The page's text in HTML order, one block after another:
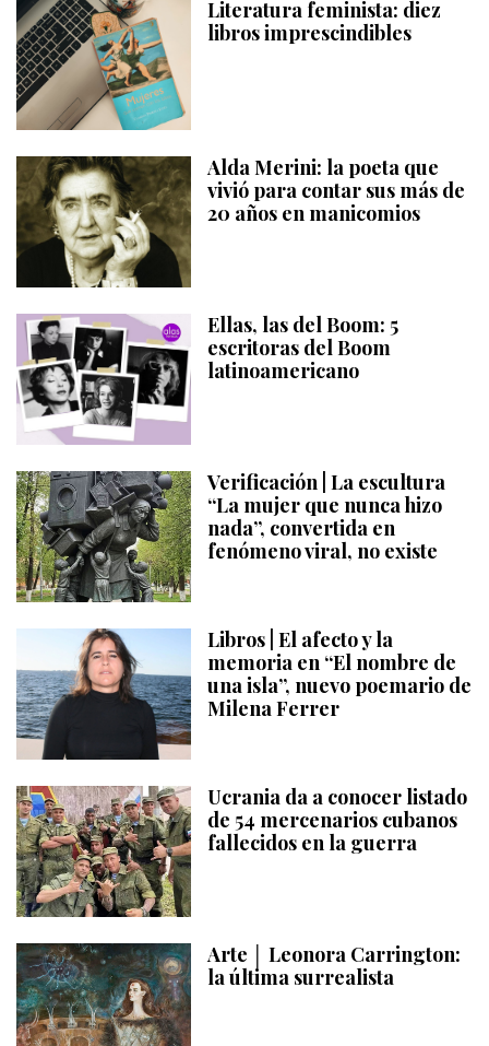
Literatura feminista: diez
libros imprescindibles
Alda Merini: la poeta que
vivió para contar sus más de
20 años en manicomios
Ellas, las del Boom: 5
escritoras del Boom
latinoamericano
Verificación | La escultura
“La mujer que nunca hizo
nada”, convertida en
fenómeno viral, no existe
Libros | El afecto y la
memoria en “El nombre de
una isla”, nuevo poemario de
Milena Ferrer
Ucrania da a conocer listado
de 54 mercenarios cubanos
fallecidos en la guerra
Arte │ Leonora Carrington:
la última surrealista